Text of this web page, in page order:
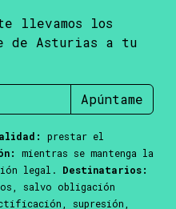
llevamos los
de Asturias a tu
Apúntame
prestar el
mientras se mantenga la
legal. Destinatarios:
salvo obligación
supresión,